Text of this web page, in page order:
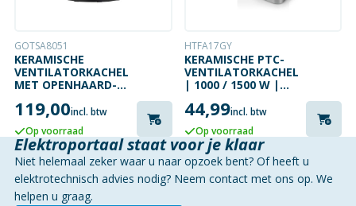
GOTSA8051
KERAMISCHE
VENTILATORKACHEL
MET OPENHAARD-
119,00incl. btw
Op voorraad
HTFA17GY
KERAMISCHE PTC-
VENTILATORKACHEL
| 1000 / 1500 W |
44,99incl. btw
Op voorraad
Elektroportaal staat voor je klaar
Niet helemaal zeker waar u naar opzoek bent? Of heeft u
elektrotechnisch advies nodig? Neem contact met ons op. We
helpen u graag.